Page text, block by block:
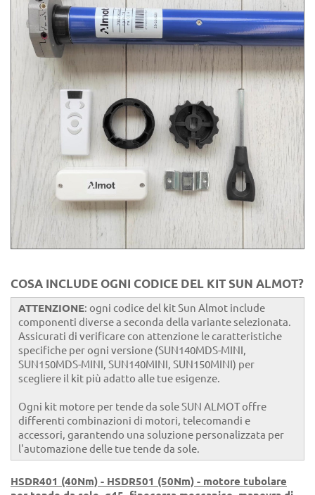
COSA INCLUDE OGNI CODICE DEL KIT SUN ALMOT?
ATTENZIONE: ogni codice del kit Sun Almot include
componenti diverse a seconda della variante selezionata.
Assicurati di verificare con attenzione le caratteristiche
specifiche per ogni versione (SUN140MDS-MINI,
SUN150MDS-MINI, SUN140MINI, SUN150MINI) per
scegliere il kit più adatto alle tue esigenze.
Ogni kit motore per tende da sole SUN ALMOT offre
differenti combinazioni di motori, telecomandi e
accessori, garantendo una soluzione personalizzata per
l'automazione delle tue tende da sole.
HSDR401 (40Nm) - HSDR501 (50Nm) - motore tubolare